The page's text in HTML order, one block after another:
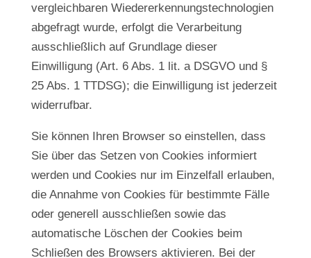
vergleichbaren Wiedererkennungstechnologien
abgefragt wurde, erfolgt die Verarbeitung
ausschließlich auf Grundlage dieser
Einwilligung (Art. 6 Abs. 1 lit. a DSGVO und §
25 Abs. 1 TTDSG); die Einwilligung ist jederzeit
widerrufbar.
Sie können Ihren Browser so einstellen, dass
Sie über das Setzen von Cookies informiert
werden und Cookies nur im Einzelfall erlauben,
die Annahme von Cookies für bestimmte Fälle
oder generell ausschließen sowie das
automatische Löschen der Cookies beim
Schließen des Browsers aktivieren. Bei der